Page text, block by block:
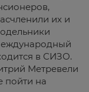
их и
в СИЗО.
Метревели
пойти на